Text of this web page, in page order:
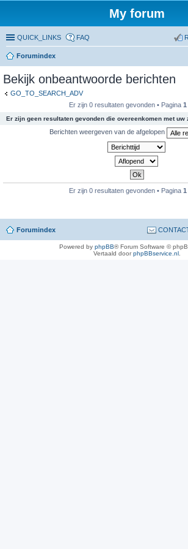
My forum
QUICK_LINKS FAQ
Forumindex
Bekijk onbeantwoorde berichten
GO_TO_SEARCH_ADV
Er zijn 0 resultaten gevonden • Pagina 1
Er zijn geen resultaten gevonden die overeenkomen met uw
Berichten weergeven van de afgelopen
Er zijn 0 resultaten gevonden • Pagina 1
Forumindex
Powered by phpBB® Forum Software ©
Vertaald doorphpBBservice.nl.